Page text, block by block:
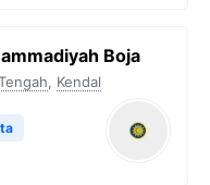
Boja
, Kendal